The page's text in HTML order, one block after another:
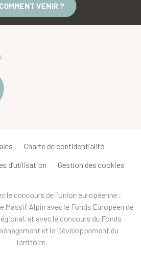
COMMENT VENIR ?
Charte de confidentialité
d’utilisation Gestion des cookies
le concours de l’Union européenne :
Massif Alpin avec le Fonds Européen de
et avec le concours du Fonds
et le Développement du
Territoire.